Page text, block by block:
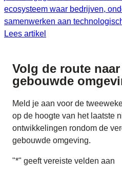
ecosysteem waar bedrijven,
samenwerken aan
Lees artikel
Volg de route naar
gebouwde
Meld je aan voor de
op de hoogte van het laatste
ontwikkelingen rondom de
gebouwde omgeving.
"*" geeft vereiste velden aan